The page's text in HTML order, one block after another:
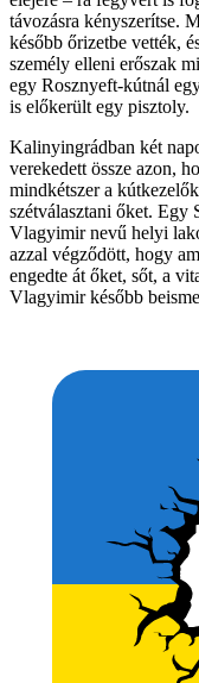
távozásra kényszerítse.
később őrizetbe vették,
személy elleni erőszak
egy Rosznyeft-kútnál
is előkerült egy pisztoly.
Kalinyingrádban két
verekedett össze azon,
mindkétszer a
szétválasztani őket. Egy
Vlagyimir nevű helyi
azzal végződött, hogy
engedte át őket, sőt, a
Vlagyimir később